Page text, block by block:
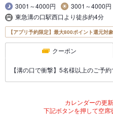
3001～4000円
3001～4000円
東急溝の口駅西口より徒歩約4分
【アプリ予約限定】最大800ポイント還元対
クーポン
【溝の口で衝撃】5名様以上のご予
カレンダーの更
下記ボタンを押して空席